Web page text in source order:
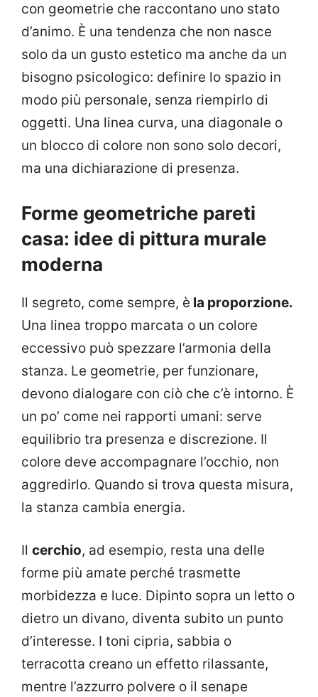
con geometrie che raccontano uno stato
d’animo. È una tendenza che non nasce
solo da un gusto estetico ma anche da un
bisogno psicologico: definire lo spazio in
modo più personale, senza riempirlo di
oggetti. Una linea curva, una diagonale o
un blocco di colore non sono solo decori,
ma una dichiarazione di presenza.
Forme geometriche pareti
casa: idee di pittura murale
moderna
Il segreto, come sempre, è la proporzione.
Una linea troppo marcata o un colore
eccessivo può spezzare l’armonia della
stanza. Le geometrie, per funzionare,
devono dialogare con ciò che c’è intorno. È
un po’ come nei rapporti umani: serve
equilibrio tra presenza e discrezione. Il
colore deve accompagnare l’occhio, non
aggredirlo. Quando si trova questa misura,
la stanza cambia energia.
Il cerchio, ad esempio, resta una delle
forme più amate perché trasmette
morbidezza e luce. Dipinto sopra un letto o
dietro un divano, diventa subito un punto
d’interesse. I toni cipria, sabbia o
terracotta creano un effetto rilassante,
mentre l’azzurro polvere o il senape